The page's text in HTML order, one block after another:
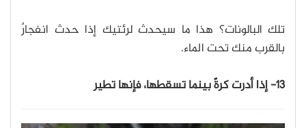
تلك البالونات؟ هذا ما سيحدث لرئتيك إذا حدث انفجارٌ
بالقرب منك تحت الماء.
13- إذا أدرت كرةً بينما تسقطها، فإنها تطير